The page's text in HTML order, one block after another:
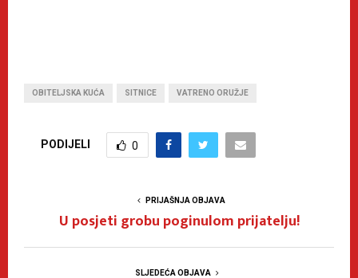
OBITELJSKA KUĆA SITNICE VATRENO ORUŽJE
PODIJELI 0
PRIJAŠNJA OBJAVA
U posjeti grobu poginulom prijatelju!
SLJEDEĆA OBJAVA